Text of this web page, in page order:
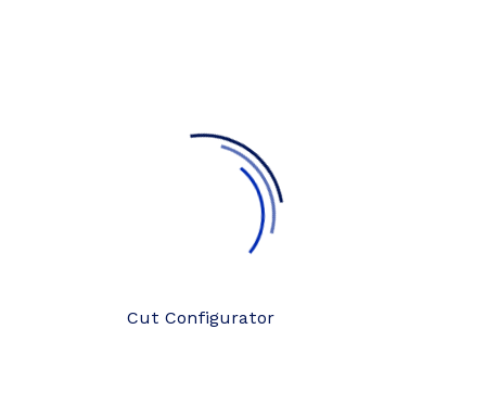
Cut Configurator